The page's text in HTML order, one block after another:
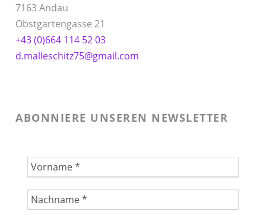
7163 Andau
Obstgartengasse 21
+43 (0)664 114 52 03
d.malleschitz75@gmail.com
ABONNIERE UNSEREN NEWSLETTER